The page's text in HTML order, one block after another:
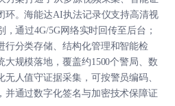
环。海能达AI执法记录仪支持高清视
通过4G/5G网络实时回传至后台；
行分类存储、结构化管理和智能检
规模落地，覆盖约1500个警局、数
人值守证据采集，可按警员编码、
并通过数字化签名与加密技术保障证